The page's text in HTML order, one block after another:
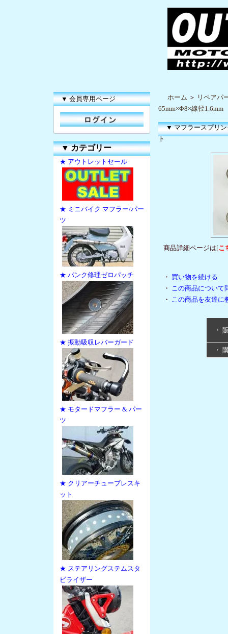
▼ 会員専用ページ
▼カテゴリー
★ アウトレットセール
★ ミニバイク マフラー/パー
ツ
★ パンク修理ゼロパッチ
★ 振動吸収レバーガード
★ モタードマフラー & パー
ツ
★ クリアーチューブレスキ
ット
★ ステアリングステムスタ
ビライザー
ホーム ＞ リペアパ
65mm×Φ8×線径
▼ マフラースプリ
ト
商品詳細ページは[こ
・ 買い物を続ける
・ この商品について
・ この商品を友達に
・
・